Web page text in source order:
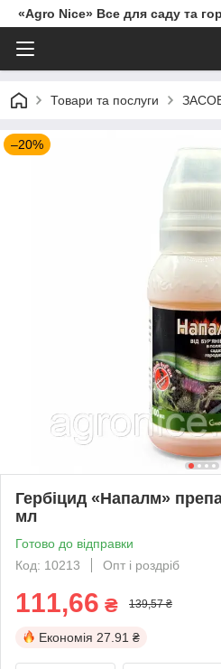
«Agro Nice» Все для саду та
Товари та послуги
–20%
Гербіцид «Напалм»
мл
Готово до відправки
Код: 10213
Опт і роздріб
111,66 ₴ 139,57 ₴
Економія 27.91 ₴